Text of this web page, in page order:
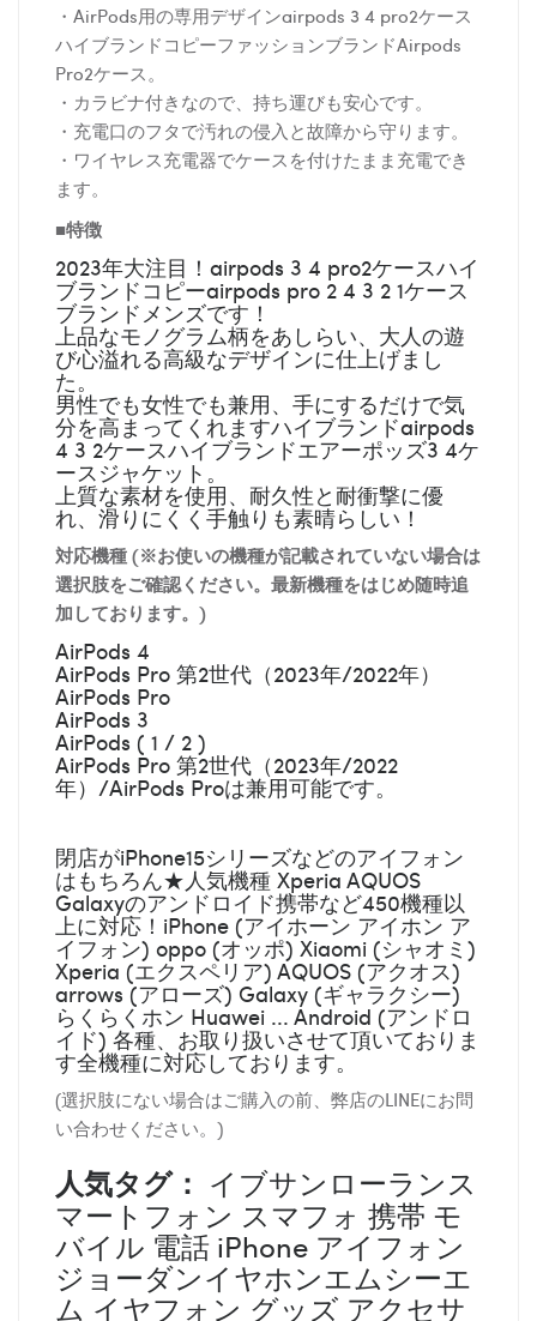
・AirPods用の専用デザインairpods 3 4 pro2ケース
ハイブランドコピーファッションブランドAirpods
Pro2ケース。
・カラビナ付きなので、持ち運びも安心です。
・充電口のフタで汚れの侵入と故障から守ります。
・ワイヤレス充電器でケースを付けたまま充電でき
ます。
■特徴
2023年大注目！airpods 3 4 pro2ケースハイ
ブランドコピーairpods pro 2 4 3 2 1ケース
ブランドメンズです！
上品なモノグラム柄をあしらい、大人の遊
び心溢れる高級なデザインに仕上げまし
た。
男性でも女性でも兼用、手にするだけで気
分を高まってくれますハイブランドairpods
4 3 2ケースハイブランドエアーポッズ3 4ケ
ースジャケット。
上質な素材を使用、耐久性と耐衝撃に優
れ、滑りにくく手触りも素晴らしい！
対応機種 (※お使いの機種が記載されていない場合は
選択肢をご確認ください。最新機種をはじめ随時追
加しております。)
AirPods 4
AirPods Pro 第2世代（2023年/2022年）
AirPods Pro
AirPods 3
AirPods ( 1 / 2 )
AirPods Pro 第2世代（2023年/2022
年）/AirPods Proは兼用可能です。
閉店がiPhone15シリーズなどのアイフォン
はもちろん★人気機種 Xperia AQUOS
Galaxyのアンドロイド携帯など450機種以
上に対応！iPhone (アイホーン アイホン ア
イフォン) oppo (オッポ) Xiaomi (シャオミ)
Xperia (エクスペリア) AQUOS (アクオス)
arrows (アローズ) Galaxy (ギャラクシー)
らくらくホン Huawei ... Android (アンドロ
イド) 各種、お取り扱いさせて頂いておりま
す全機種に対応しております。
(選択肢にない場合はご購入の前、弊店のLINEにお問
い合わせください。)
人気タグ： イブサンローランス
マートフォン スマフォ 携帯 モ
バイル 電話 iPhone アイフォン
ジョーダンイヤホンエムシーエ
ム イヤフォン グッズ アクセサ